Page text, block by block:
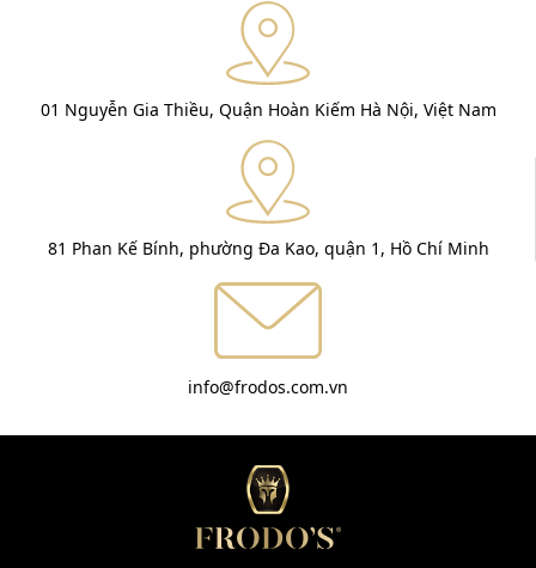
01 Nguyễn Gia Thiều, Quận Hoàn Kiếm Hà Nội, Việt Nam
81 Phan Kế Bính, phường Đa Kao, quận 1, Hồ Chí Minh
info@frodos.com.vn